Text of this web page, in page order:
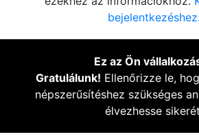
bejelentkezéshez.
Ez az Ön
Gratulálunk! Ellenőrizze le,
népszerűsítéshez szükséges
élvezhesse